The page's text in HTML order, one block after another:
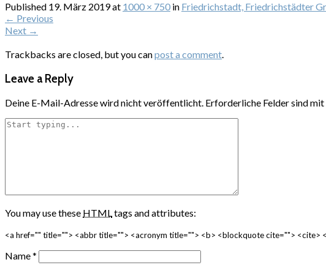
Published 19. März 2019at 1000 × 750 in Friedrichstadt, Friedrichstädter
← Previous
Next →
Trackbacks are closed, but you canpost a comment.
Leave a Reply
Deine E-Mail-Adresse wird nicht veröffentlicht. Erforderliche Felder sind mit
You may use these HTMLtags and attributes:
<a href="" title=""> <abbr title=""> <acronym title=""> <b> <blockquote cite=""> <cite>
Name*